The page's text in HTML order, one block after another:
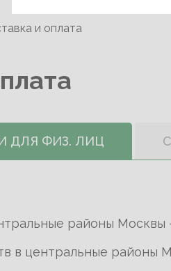
и оплата
ДЛЯ ФИЗ. ЛИЦ
районы Москвы
в центральные районы